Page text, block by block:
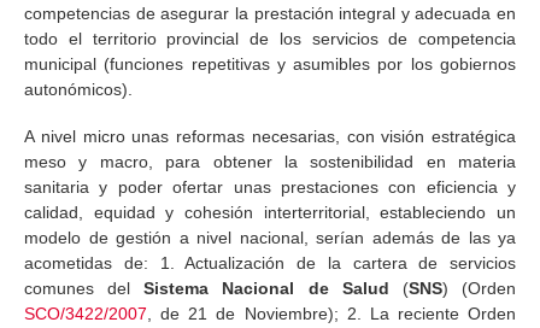
competencias de asegurar la prestación integral y adecuada en
todo el territorio provincial de los servicios de competencia
municipal (funciones repetitivas y asumibles por los gobiernos
autonómicos).
A nivel micro unas reformas necesarias, con visión estratégica
meso y macro, para obtener la sostenibilidad en materia
sanitaria y poder ofertar unas prestaciones con eficiencia y
calidad, equidad y cohesión interterritorial, estableciendo un
modelo de gestión a nivel nacional, serían además de las ya
acometidas de: 1. Actualización de la cartera de servicios
comunes delSistema Nacional de Salud (SNS) (Orden
SCO/3422/2007 , de 21 de Noviembre); 2. La reciente Orden